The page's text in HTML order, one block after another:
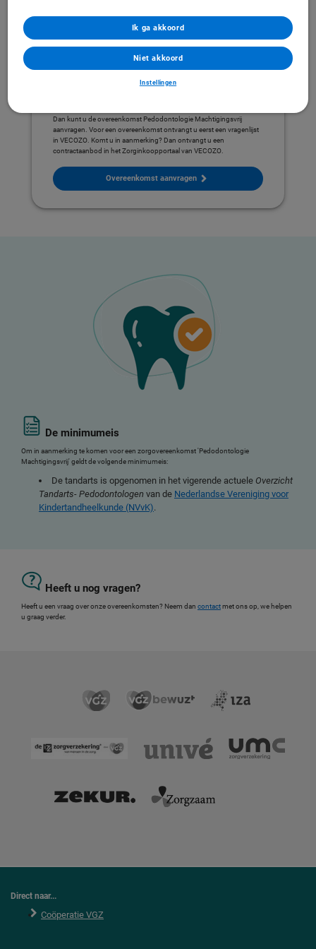
Heeft u dit jaar nog geen overeenkomst met
Dan kunt u de overeenkomst Pedodontologie Machtigingsvrij
aanvragen. Voor een overeenkomst ontvangt u eerst een vragenlijst
in VECOZO. Komt u in aanmerking? Dan ontvangt u een
contractaanbod in het Zorginkoopportaal van VECOZO.
Overeenkomst aanvragen
De minimumeis
Om in aanmerking te komen voor een zorgovereenkomst 'Pedodontologie
Machtigingsvrij' geldt de volgende minimumeis:
De tandarts is opgenomen in het vigerende actuele Overzicht
Tandarts- Pedodontologen van de Nederlandse Vereniging voor
Kindertandheelkunde (NVvK).
Heeft u nog vragen?
Heeft u een vraag over onze overeenkomsten? Neem dan contactmet ons op, we helpen
u graag verder.
Direct naar...
Coöperatie VGZ
Instellingen
Niet akkoord
Ik ga akkoord